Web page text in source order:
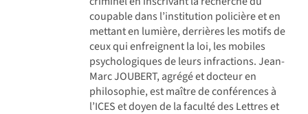
coupable dans l’institution policière et en
mettant en lumière, derrières les motifs de
ceux qui enfreignent la loi, les mobiles
psychologiques de leurs infractions. Jean-
Marc JOUBERT, agrégé et docteur en
philosophie, est maître de conférences à
l’ICES et doyen de la faculté des Lettres et